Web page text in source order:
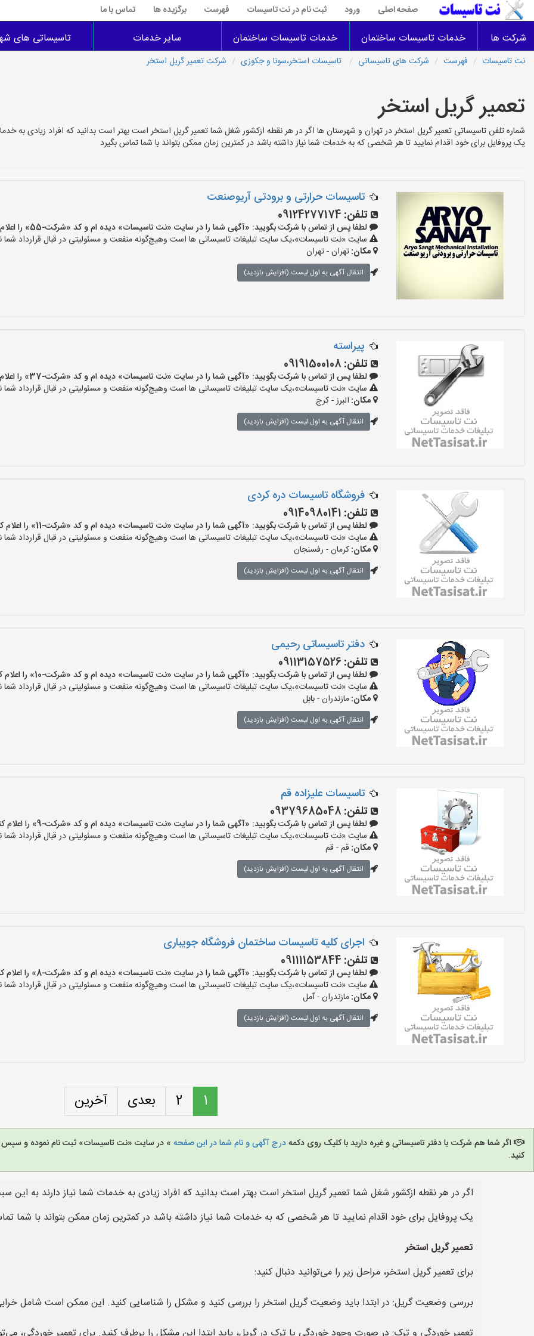
صفحه اصلی ورود ثبت نام در نت تاسیسات فهرست برگزیده ها تماس با ما
شرکت ها خدمات تاسیسات ساختمان خدمات تاسیسات ساختمان سایر خدمات تاسیساتی های
نت تاسیسات فهرست شرکت های تاسیساتی تاسیسات استخر،سونا و جکوزی شرکت تعمیر گریل استخر
تعمیر گریل استخر
شماره تلفن تاسیساتی تعمیر گریل استخر در تهران و شهرستان ها اگر در هر نقطه ازکشور شغل شما تعمیر گریل استخر است بهتر است بدانید که افراد زیادی به
یک پروفایل برای خود اقدام نمایید تا هر شخصی که به خدمات شما نیاز داشته باشد در کمترین زمان ممکن بتواند با شما تماس بگیرد
تاسیسات حرارتی و برودتی آریوصنعت
تلفن: 09124277174
لطفا پس از تماس با شرکت بگویید: «آگهی شما را در سایت «نت تاسیسات» دیده ام و کد «شرکت-55» را اعلام کنید»
سایت «نت تاسیسات»،یک سایت تبلیغات تاسیساتی ها است وهیچ‌گونه منفعت و مسئولیتی در قبال قرارداد شما
مکان:تهران - تهران
انتقال آگهی به اول لیست (افزایش بازدید)
پیراسته
تلفن: 09191500108
لطفا پس از تماس با شرکت بگویید: «آگهی شما را در سایت «نت تاسیسات» دیده ام و کد «شرکت-37» را اعلام کنید»
سایت «نت تاسیسات»،یک سایت تبلیغات تاسیساتی ها است وهیچ‌گونه منفعت و مسئولیتی در قبال قرارداد شما
مکان: البرز - کرج
انتقال آگهی به اول لیست (افزایش بازدید)
‌فروشگاه تاسیسات دره کردی
تلفن: 09140980141
لطفا پس از تماس با شرکت بگویید: «آگهی شما را در سایت «نت تاسیسات» دیده ام و کد «شرکت-11» را اعلام کنید»
سایت «نت تاسیسات»،یک سایت تبلیغات تاسیساتی ها است وهیچ‌گونه منفعت و مسئولیتی در قبال قرارداد شما
مکان:کرمان - رفسنجان
انتقال آگهی به اول لیست (افزایش بازدید)
دفتر تاسیساتی رحیمی
تلفن: 09113157526
لطفا پس از تماس با شرکت بگویید: «آگهی شما را در سایت «نت تاسیسات» دیده ام و کد «شرکت-10» را اعلام کنید»
سایت «نت تاسیسات»،یک سایت تبلیغات تاسیساتی ها است وهیچ‌گونه منفعت و مسئولیتی در قبال قرارداد شما
مکان:مازندران - بابل
انتقال آگهی به اول لیست (افزایش بازدید)
تاسیسات علیزاده قم
تلفن: 09379685048
لطفا پس از تماس با شرکت بگویید: «آگهی شما را در سایت «نت تاسیسات» دیده ام و کد «شرکت-9» را اعلام کنید»
سایت «نت تاسیسات»،یک سایت تبلیغات تاسیساتی ها است وهیچ‌گونه منفعت و مسئولیتی در قبال قرارداد شما
مکان: قم - قم
انتقال آگهی به اول لیست (افزایش بازدید)
اجرای کلیه تاسیسات ساختمان فروشگاه جویباری
تلفن: 09111153844
لطفا پس از تماس با شرکت بگویید: «آگهی شما را در سایت «نت تاسیسات» دیده ام و کد «شرکت-8» را اعلام کنید»
سایت «نت تاسیسات»،یک سایت تبلیغات تاسیساتی ها است وهیچ‌گونه منفعت و مسئولیتی در قبال قرارداد شما
مکان:مازندران - آمل
انتقال آگهی به اول لیست (افزایش بازدید)
1
2 بعدی آخرین
اگر شما هم شرکت یا دفتر تاسیساتی و غیره دارید با کلیک روی دکمهدرج آگهی و نام شما در این صفحه » در سایت «نت تاسیسات» ثبت نام نموده و سپس
کنید.
اگر در هر نقطه ازکشور شغل شما تعمیر گریل استخر است بهتر است بدانید که افراد زیادی به خدمات شما نیاز دارند به
یک پروفایل برای خود اقدام نمایید تا هر شخصی که به خدمات شما نیاز داشته باشد در کمترین زمان ممکن بتواند با شما
تعمیر گریل استخر
برای تعمیر گریل استخر، مراحل زیر را می‌توانید دنبال کنید:
بررسی وضعیت گریل: در ابتدا باید وضعیت گریل استخر را بررسی کنید و مشکل را شناسایی کنید. این ممکن است شامل